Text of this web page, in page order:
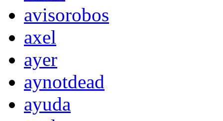
avisorobos
axel
ayer
aynotdead
ayuda